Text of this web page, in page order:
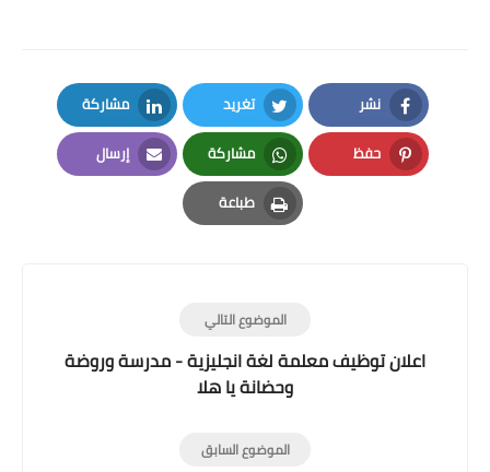
نشر
Facebook
تغريد
Twitter
مشاركة
LinkedIn
حفظ
Pinterest
مشاركة
Whatsapp
إرسال
Email
طباعة
Print
الموضوع التالي
اعلان توظيف معلمة لغة انجليزية - مدرسة وروضة
وحضانة يا هلا
الموضوع السابق